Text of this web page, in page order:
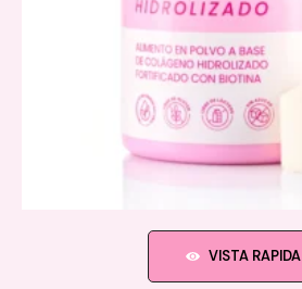
VISTA RAPIDA